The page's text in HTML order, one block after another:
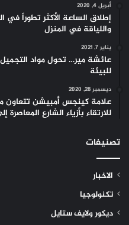
أبريل 4, 2020
إطلاق الساعة الأكثر تطوراً
واللياقة في المنزل
يناير 7, 2021
عائشة مير… تحول مواد
للبيئة
ديسمبر 28, 2020
علامة كينجس أمبيشن تتعاون
للارتقاء بأزياء الشارع
تصنيفات
الاخبار
تكنولوجيا
ديكور ولايف ستايل